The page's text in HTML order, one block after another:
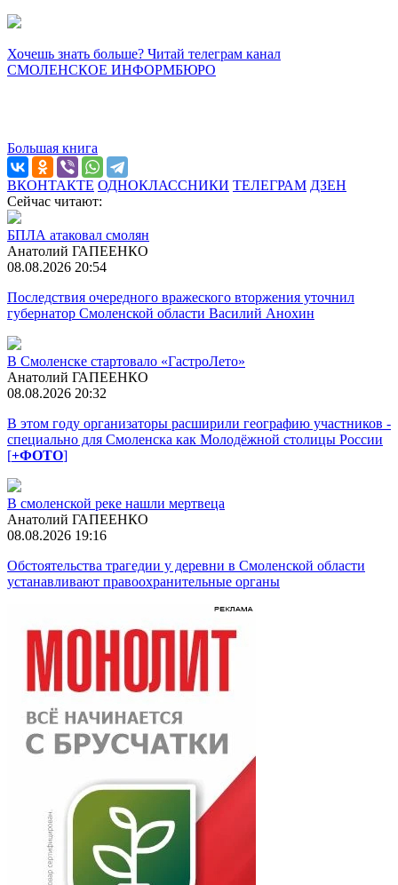
Хочешь знать больше? Читай телеграм канал
СМОЛЕНСКОЕ ИНФОРМБЮРО
Большая книга
ВКОНТАКТЕ ОДНОКЛАССНИКИ ТЕЛЕГРАМ ДЗЕН
Сейчас читают:
БПЛА атаковал смолян
Анатолий ГАПЕЕНКО
08.08.2026 20:54
Последствия очередного вражеского вторжения уточнил
губернатор Смоленской области Василий Анохин
В Смоленске стартовало «ГастроЛето»
Анатолий ГАПЕЕНКО
08.08.2026 20:32
В этом году организаторы расширили географию участников -
специально для Смоленска как Молодёжной столицы России
[+ФОТО]
В смоленской реке нашли мертвеца
Анатолий ГАПЕЕНКО
08.08.2026 19:16
Обстоятельства трагедии у деревни в Смоленской области
устанавливают правоохранительные органы